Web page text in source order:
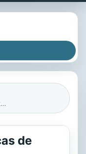
Las mejores crónicas de Roberto Arlt
de